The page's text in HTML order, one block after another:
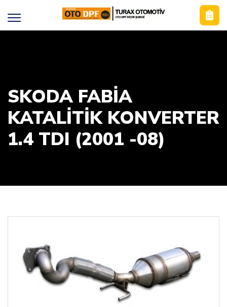
SKODA FABİA
KATALİTİK KONVERTER
1.4 TDI (2001 -08)